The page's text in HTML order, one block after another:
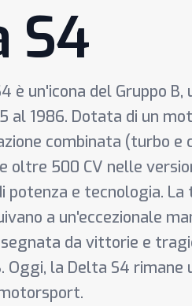
S4
è un'icona del Gruppo
al 1986. Dotata di un
combinata (turbo e
oltre 500 CV nelle
potenza e tecnologia.
a un'eccezionale
da vittorie e
Oggi, la Delta S4 rimane